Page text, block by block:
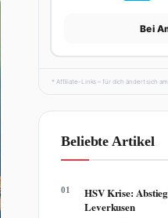
Bei
* Affiliate-Links – für dich ändert sich am
Beliebte Artikel
01
HSV Krise:
Leverkusen